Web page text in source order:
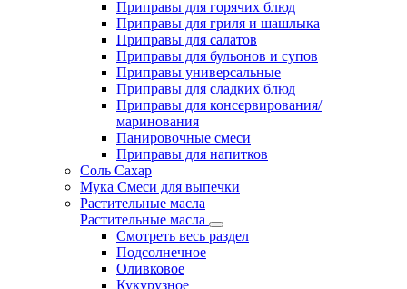
Приправы для горячих блюд
Приправы для гриля и шашлыка
Приправы для салатов
Приправы для бульонов и супов
Приправы универсальные
Приправы для сладких блюд
Приправы для консервирования/
маринования
Панировочные смеси
Приправы для напитков
Соль Сахар
Мука Смеси для выпечки
Растительные масла
Растительные масла
Смотреть весь раздел
Подсолнечное
Оливковое
Кукурузное